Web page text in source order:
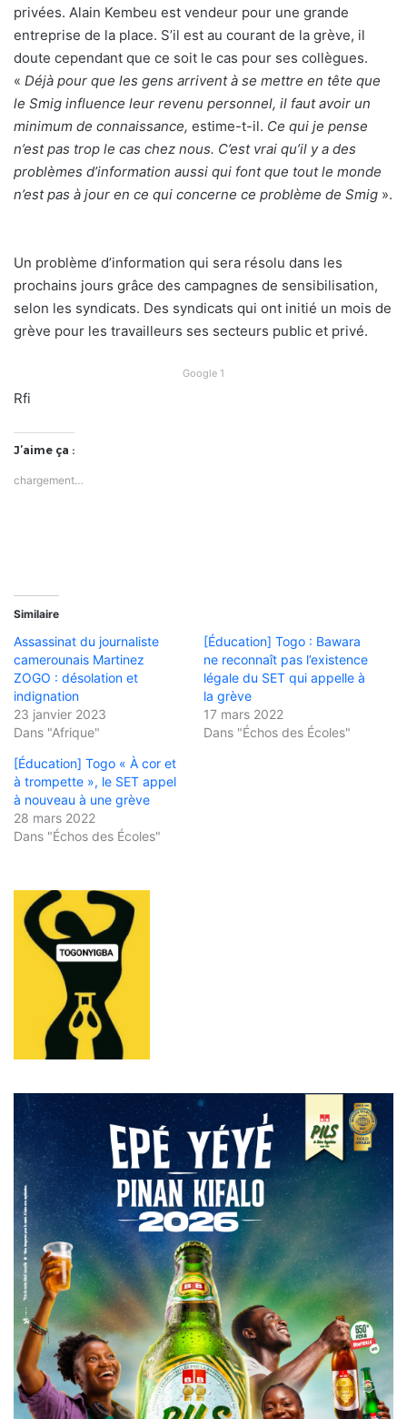
privées. Alain Kembeu est vendeur pour une grande
entreprise de la place. S’il est au courant de la grève, il
doute cependant que ce soit le cas pour ses collègues.
« Déjà pour que les gens arrivent à se mettre en tête que
le Smig influence leur revenu personnel, il faut avoir un
minimum de connaissance, estime-t-il. Ce qui je pense
n’est pas trop le cas chez nous. C’est vrai qu’il y a des
problèmes d’information aussi qui font que tout le monde
n’est pas à jour en ce qui concerne ce problème de Smig ».
Un problème d’information qui sera résolu dans les
prochains jours grâce des campagnes de sensibilisation,
selon les syndicats. Des syndicats qui ont initié un mois de
grève pour les travailleurs ses secteurs public et privé.
Google 1
Rfi
J’aime ça :
chargement…
Similaire
Assassinat du journaliste
camerounais Martinez
ZOGO : désolation et
indignation
23 janvier 2023
Dans "Afrique"
[Éducation] Togo : Bawara
ne reconnaît pas l’existence
légale du SET qui appelle à
la grève
17 mars 2022
Dans "Échos des Écoles"
[Éducation] Togo « À cor et
à trompette », le SET appel
à nouveau à une grève
28 mars 2022
Dans "Échos des Écoles"